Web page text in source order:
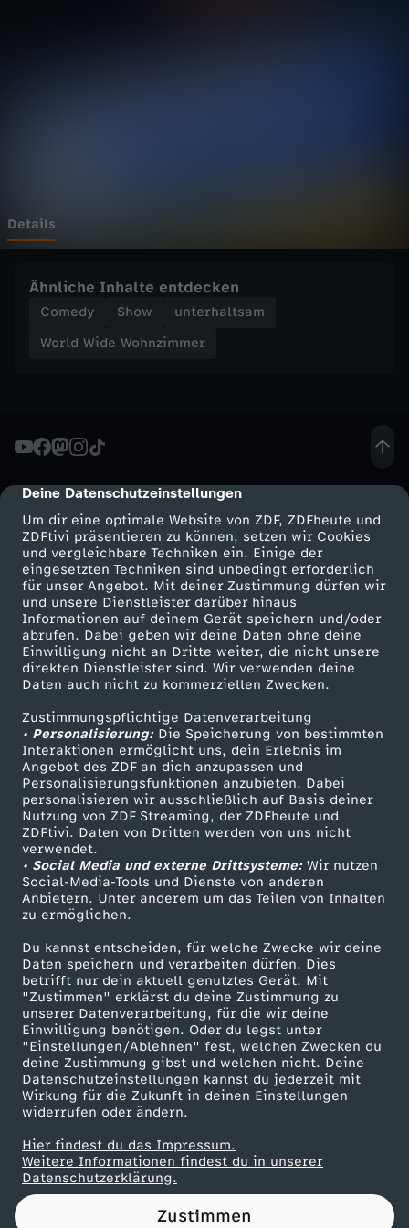
cmp-dialog-description
Deine Datenschutzeinstellungen
Um dir eine optimale Website von ZDF, ZDFheute und
ZDFtivi präsentieren zu können, setzen wir Cookies
und vergleichbare Techniken ein. Einige der
eingesetzten Techniken sind unbedingt erforderlich
für unser Angebot. Mit deiner Zustimmung dürfen wir
und unsere Dienstleister darüber hinaus
Informationen auf deinem Gerät speichern und/oder
abrufen. Dabei geben wir deine Daten ohne deine
Einwilligung nicht an Dritte weiter, die nicht unsere
direkten Dienstleister sind. Wir verwenden deine
Daten auch nicht zu kommerziellen Zwecken.
Zustimmungspflichtige Datenverarbeitung
• Personalisierung:Die Speicherung von bestimmten
Interaktionen ermöglicht uns, dein Erlebnis im
Angebot des ZDF an dich anzupassen und
Personalisierungsfunktionen anzubieten. Dabei
personalisieren wir ausschließlich auf Basis deiner
Nutzung von ZDF Streaming, der ZDFheute und
ZDFtivi. Daten von Dritten werden von uns nicht
verwendet.
• Social Media und externe Drittsysteme:Wir nutzen
Social-Media-Tools und Dienste von anderen
Anbietern. Unter anderem um das Teilen von Inhalten
zu ermöglichen.
Du kannst entscheiden, für welche Zwecke wir deine
Daten speichern und verarbeiten dürfen. Dies
betrifft nur dein aktuell genutztes Gerät. Mit
"Zustimmen" erklärst du deine Zustimmung zu
unserer Datenverarbeitung, für die wir deine
Einwilligung benötigen. Oder du legst unter
"Einstellungen/Ablehnen" fest, welchen Zwecken du
deine Zustimmung gibst und welchen nicht. Deine
Datenschutzeinstellungen kannst du jederzeit mit
Wirkung für die Zukunft in deinen Einstellungen
widerrufen oder ändern.
Hier findest du das Impressum.
Weitere Informationen findest du in unserer
Datenschutzerklärung.
Zustimmen
n
i
e
r
-
E
r
k
e
n
n
s
t
D
U
d
e
n
S
o
Details
Ähnliche Inhalte entdecken
Comedy Show
unterhaltsam
World Wide Wohnzimmer
Mehr ZDF
ZDF-Apps
Smart TV
ZDFtext
Livestreams
Sendungen A-Z
TV-Programm
Service
ZDFmitreden
Kontakt zum ZDF
Tickets
Zuschauerservice
Hilfe
ZDF Unternehmen
Karriere
ZDF goes Schule
Werbefernsehen
Mainzelmännchen
Partner